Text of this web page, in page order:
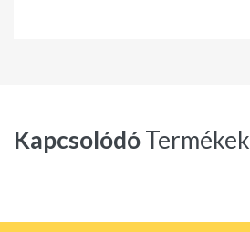
KapcsolódóTermékek